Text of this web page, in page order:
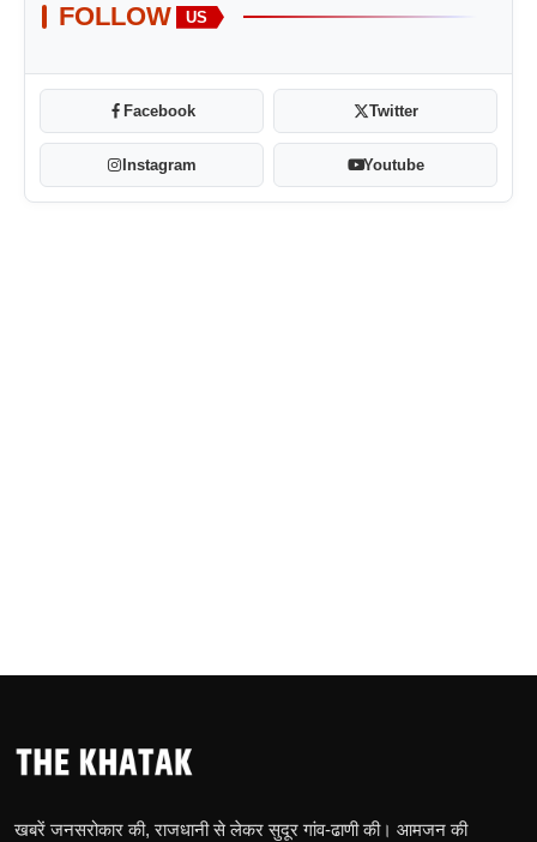
FOLLOW US
Facebook Twitter
Instagram Youtube
खबरें जनसरोकार की, राजधानी से लेकर सुदूर गांव-ढाणी की। आमजन की